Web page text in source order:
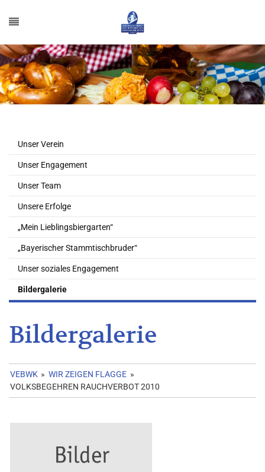
Unser Verein
Unser Engagement
Unser Team
Unsere Erfolge
„Mein Lieblingsbiergarten“
„Bayerischer Stammtischbruder“
Unser soziales Engagement
Bildergalerie
Bildergalerie
VEBWK » WIR ZEIGEN FLAGGE »
VOLKSBEGEHREN RAUCHVERBOT 2010